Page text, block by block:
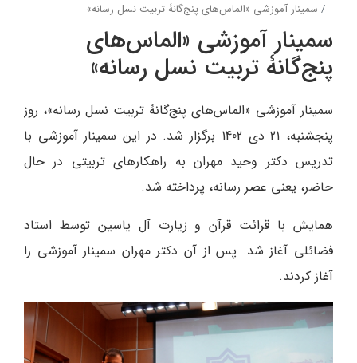
سمینار آموزشی «الماس‌های پنج‌گانۀ تربیت نسل رسانه»
سمینار آموزشی «الماس‌های
پنج‌گانۀ تربیت نسل رسانه»
سمینار آموزشی «الماس‌های پنج‌گانۀ تربیت نسل رسانه»، روز
پنجشنبه، 21 دی 1402 برگزار شد. در این سمینار آموزشی با
تدریس دکتر وحید مهران به راهکارهای تربیتی در حال
حاضر، یعنی عصر رسانه، پرداخته شد.
همایش با قرائت قرآن و زیارت آل یاسین توسط استاد
فضائلی آغاز شد. پس از آن دکتر مهران سمینار آموزشی را
آغاز کردند.